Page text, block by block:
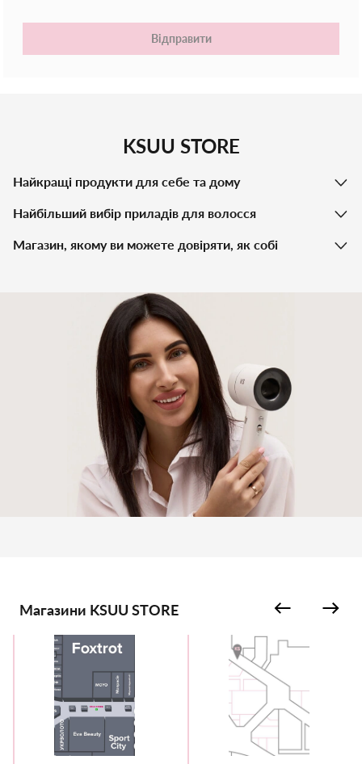
Відправити
KSUU STORE
Найкращі продукти для себе та дому
Найбільший вибір приладів для волосся
Магазин, якому ви можете довіряти, як собі
Магазини KSUU STORE